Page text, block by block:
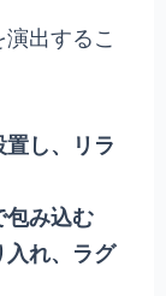
出するこ
し、リラ
包み込む
入れ、ラグ